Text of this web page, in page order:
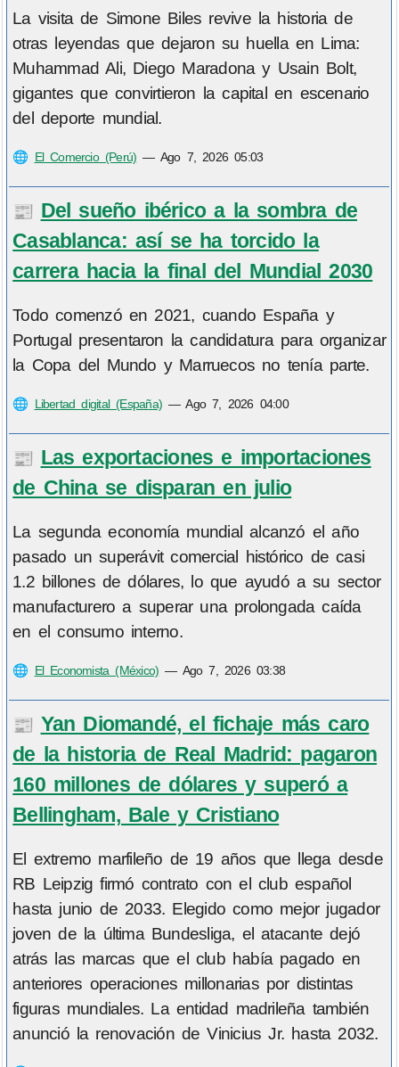
La visita de Simone Biles revive la historia de
otras leyendas que dejaron su huella en Lima:
Muhammad Ali, Diego Maradona y Usain Bolt,
gigantes que convirtieron la capital en escenario
del deporte mundial.
🌐 El Comercio (Perú) — Ago 7, 2026 05:03
📰 Del sueño ibérico a la sombra de
Casablanca: así se ha torcido la
carrera hacia la final del Mundial 2030
Todo comenzó en 2021, cuando España y
Portugal presentaron la candidatura para organizar
la Copa del Mundo y Marruecos no tenía parte.
🌐 Libertad digital (España) —Ago 7, 2026 04:00
📰 Las exportaciones e importaciones
de China se disparan en julio
La segunda economía mundial alcanzó el año
pasado un superávit comercial histórico de casi
1.2 billones de dólares, lo que ayudó a su sector
manufacturero a superar una prolongada caída
en el consumo interno.
🌐 El Economista (México) — Ago 7, 2026 03:38
📰 Yan Diomandé, el fichaje más caro
de la historia de Real Madrid: pagaron
160 millones de dólares y superó a
Bellingham, Bale y Cristiano
El extremo marfileño de 19 años que llega desde
RB Leipzig firmó contrato con el club español
hasta junio de 2033. Elegido como mejor jugador
joven de la última Bundesliga, el atacante dejó
atrás las marcas que el club había pagado en
anteriores operaciones millonarias por distintas
figuras mundiales. La entidad madrileña también
anunció la renovación de Vinicius Jr. hasta 2032.